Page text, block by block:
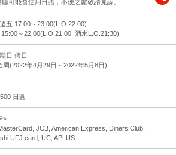
可能會使用日語，不便之處敬請見諒。
五 17:00～23:00(L.O.22:00)
～22:00(L.O.21:00, 酒水L.O.21:30)
日 假日
周(2022年4月29日～2022年5月8日)
日圓
>
JCB, American Express, Diners Club,
UFJ card, UC, APLUS